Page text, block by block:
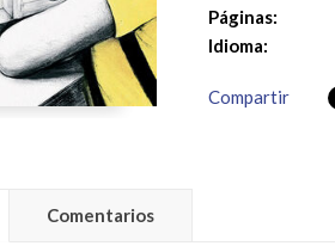
Páginas:
Idioma:
Compartir
Comentarios